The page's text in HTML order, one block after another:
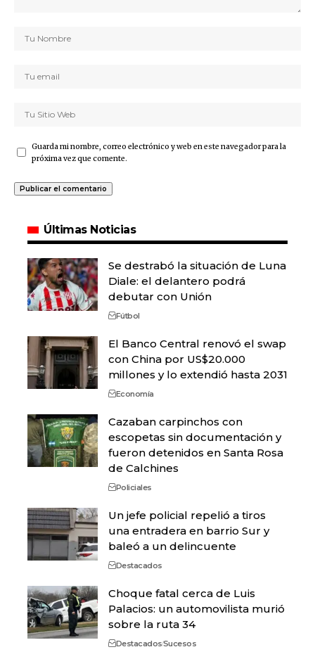
Guarda mi nombre, correo electrónico y web en este navegador para la
próxima vez que comente.
Últimas Noticias
Se destrabó la situación de Luna
Diale: el delantero podrá
debutar con Unión
Fútbol
El Banco Central renovó el swap
con China por US$20.000
millones y lo extendió hasta 2031
Economía
Cazaban carpinchos con
escopetas sin documentación y
fueron detenidos en Santa Rosa
de Calchines
Policiales
Un jefe policial repelió a tiros
una entradera en barrio Sur y
baleó a un delincuente
Destacados
Choque fatal cerca de Luis
Palacios: un automovilista murió
sobre la ruta 34
DestacadosSucesos